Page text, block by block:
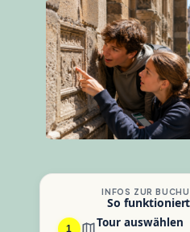
INFOS ZUR
So
1 Tour auswählen